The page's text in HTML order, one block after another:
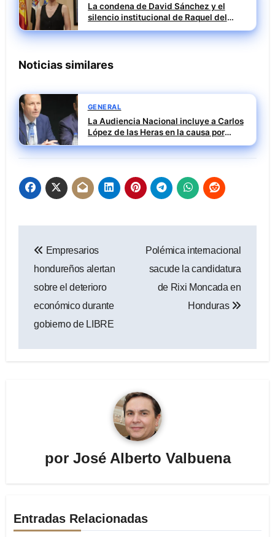
La condena de David Sánchez y el
silencio institucional de Raquel del
Puerto
Noticias similares
GENERAL
La Audiencia Nacional incluye a Carlos
López de las Heras en la causa por
presuntas irregularidades en el rescate
de 112,8 millones a Tubos Reunidos
de
entradas
Empresarios
hondureños alertan
sobre el deterioro
económico durante
gobierno de LIBRE
Polémica internacional
sacude la candidatura
de Rixi Moncada en
Honduras
por José Alberto Valbuena
Entradas Relacionadas